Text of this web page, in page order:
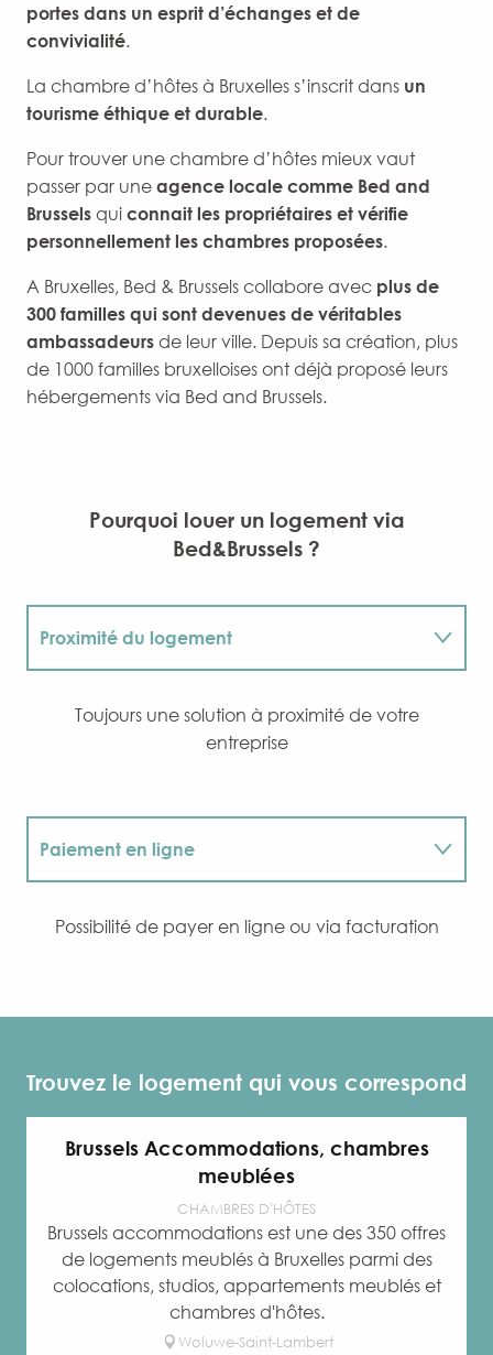
portes dans un esprit d’échanges et de
convivialité.
La chambre d’hôtes à Bruxelles s’inscrit dans un
tourisme éthique et durable.
Pour trouver une chambre d’hôtes mieux vaut
passer par une agence locale comme Bed and
Brussels qui connait les propriétaires et vérifie
personnellement les chambres proposées.
A Bruxelles, Bed & Brussels collabore avec plus de
300 familles qui sont devenues de véritables
ambassadeurs de leur ville. Depuis sa création, plus
de 1000 familles bruxelloises ont déjà proposé leurs
hébergements via Bed and Brussels.
Pourquoi louer un logement via
Bed&Brussels ?
Proximité du logement
Toujours une solution à proximité de votre
entreprise
Paiement en ligne
Possibilité de payer en ligne ou via facturation
Trouvez le logement qui vous correspond
Brussels Accommodations, chambres
meublées
CHAMBRES D'HÔTES
Brussels accommodations est une des 350 offres
de logements meublés à Bruxelles parmi des
colocations, studios, appartements meublés et
chambres d'hôtes.
Woluwe-Saint-Lambert